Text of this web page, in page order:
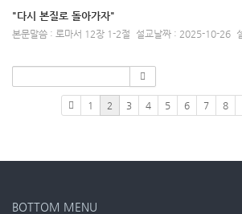
"다시 본질로 돌아가자"
본문말씀 : 로마서 12장 1-2절 설교날짜 : 2025-10-26
1 2 3 4 5 6 7 8
BOTTOM MENU